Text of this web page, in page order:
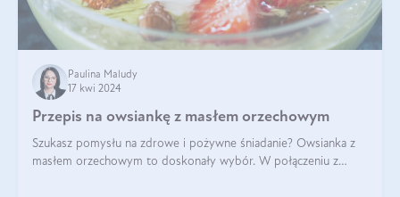
Paulina Maludy
17 kwi 2024
Przepis na owsiankę z masłem orzechowym
Szukasz pomysłu na zdrowe i pożywne śniadanie? Owsianka z
masłem orzechowym to doskonały wybór. W połączeniu z